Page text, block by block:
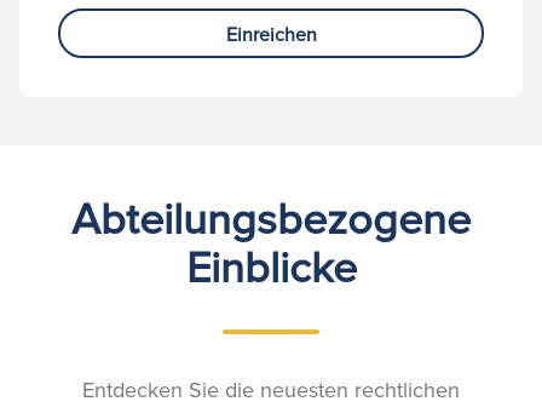
Einreichen
Abteilungsbezogene
Einblicke
Entdecken Sie die neuesten rechtlichen